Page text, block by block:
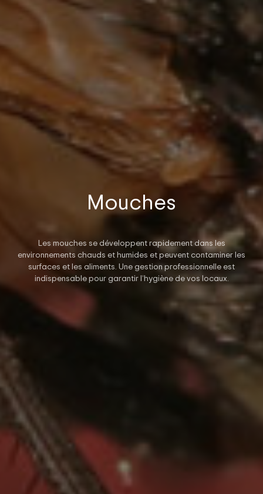
Mouches
Les mouches se développent rapidement dans les
environnements chauds et humides et peuvent contaminer les
surfaces et les aliments. Une gestion professionnelle est
indispensable pour garantir l’hygiène de vos locaux.